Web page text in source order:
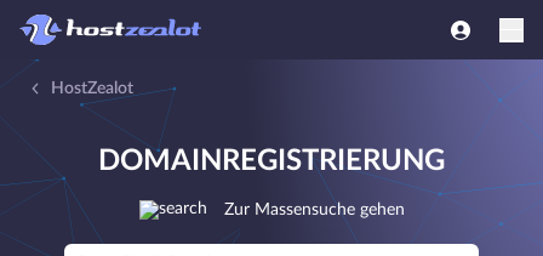
HostZealot
DOMAINREGISTRIERUNG
Zur Massensuche gehen